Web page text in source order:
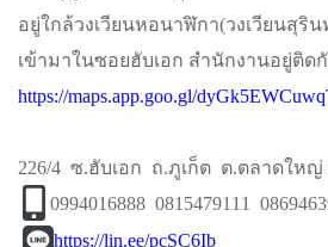
อยู่ใกล้วงเวียนหอนาฬิกา​(วงเวียนสุริน
เข้ามาในซอยฮับเอก​ สำนักงานอยู่ติด
https://maps.app.goo.gl/
226/4 ซ.ฮับเอก ถ.ภูเก็ต ต.ตลาดใหญ่
0994016888 0815479111
https://lin.ee/pcSC6Ib